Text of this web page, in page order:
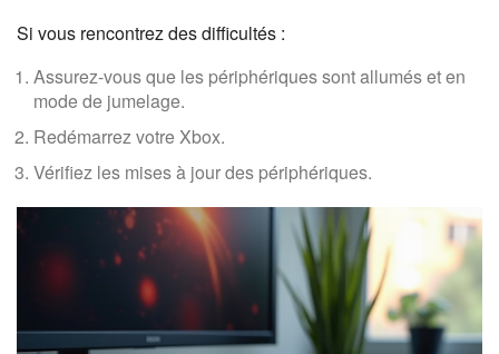
Si vous rencontrez des difficultés :
Assurez-vous que les périphériques sont allumés et en
mode de jumelage.
Redémarrez votre Xbox.
Vérifiez les mises à jour des périphériques.